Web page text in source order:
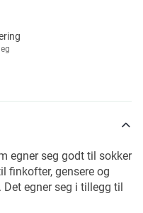
egner seg godt til sokker
finkofter, gensere og
egner seg i tillegg til